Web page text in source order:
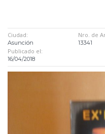
Ciudad:
Asunción
Nro. de
13341
Publicado el:
16/04/2018